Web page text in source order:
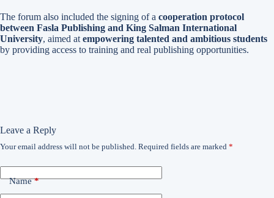
The forum also included the signing of a cooperation protocol
between Fasla Publishing and King Salman International
University, aimed at empowering talented and ambitious students
by providing access to training and real publishing opportunities.
Leave a Reply
Your email address will not be published. Required fields are marked *
Name*